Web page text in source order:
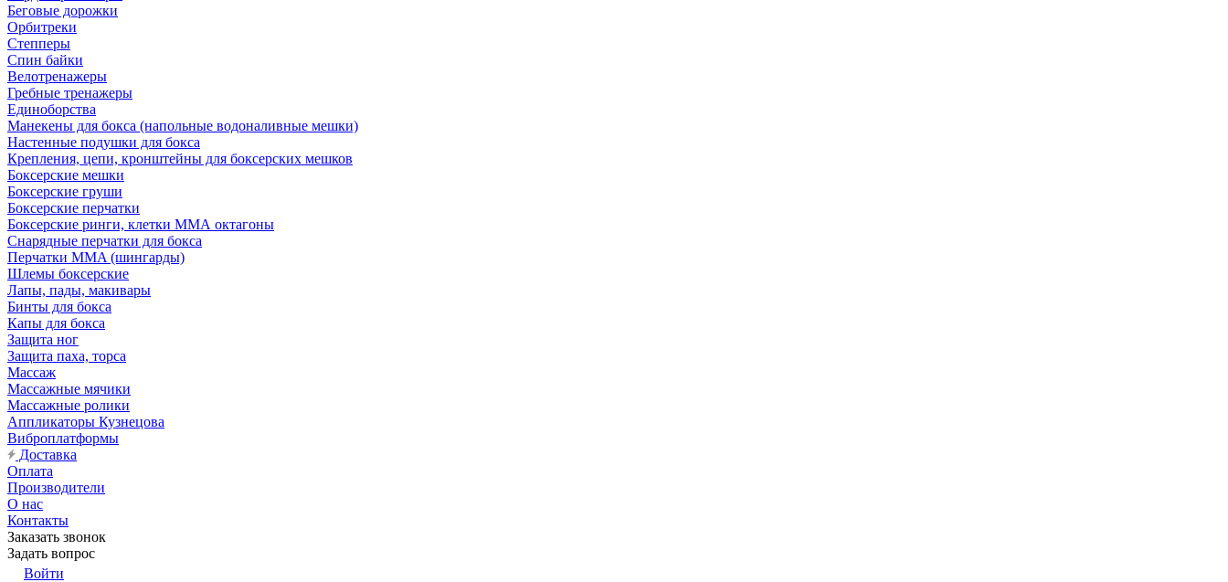
Беговые дорожки
Орбитреки
Степперы
Спин байки
Велотренажеры
Гребные тренажеры
Единоборства
Манекены для бокса (напольные водоналивные мешки)
Настенные подушки для бокса
Крепления, цепи, кронштейны для боксерских мешков
Боксерские мешки
Боксерские груши
Боксерские перчатки
Боксерские ринги, клетки ММА октагоны
Снарядные перчатки для бокса
Перчатки MMA (шингарды)
Шлемы боксерские
Лапы, пады, макивары
Бинты для бокса
Капы для бокса
Защита ног
Защита паха, торса
Массаж
Массажные мячики
Массажные ролики
Аппликаторы Кузнецова
Виброплатформы
Доставка
Оплата
Производители
О нас
Контакты
Заказать звонок
Задать вопрос
Войти